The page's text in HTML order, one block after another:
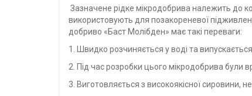
Зазначене рідке мікродобрива належить до
використовують для позакореневої
добриво «Баст Молібден» має такі переваги:
1. Швидко розчиняється у воді та
2. Під час розробки цього мікродобрива були
3. Виготовляється з високоякісної сировини,